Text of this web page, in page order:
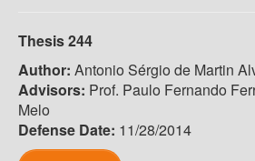
Thesis 244
Author: Antonio Sérgio de Martin
Advisors: Prof. Paulo Fernando
Melo
Defense Date: 11/28/2014